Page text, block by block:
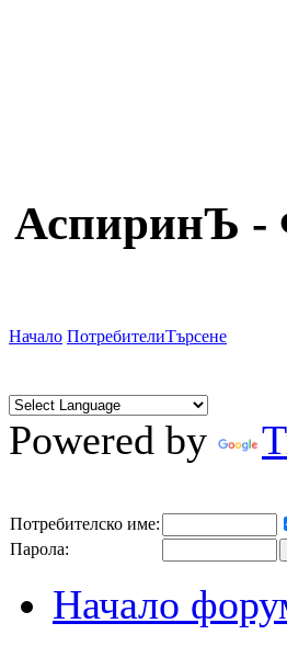
АспиринЪ -
Начало ПотребителиТърсене
Powered by
Потребителско име:
Парола:
Начало